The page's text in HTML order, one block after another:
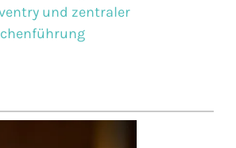
und zentraler